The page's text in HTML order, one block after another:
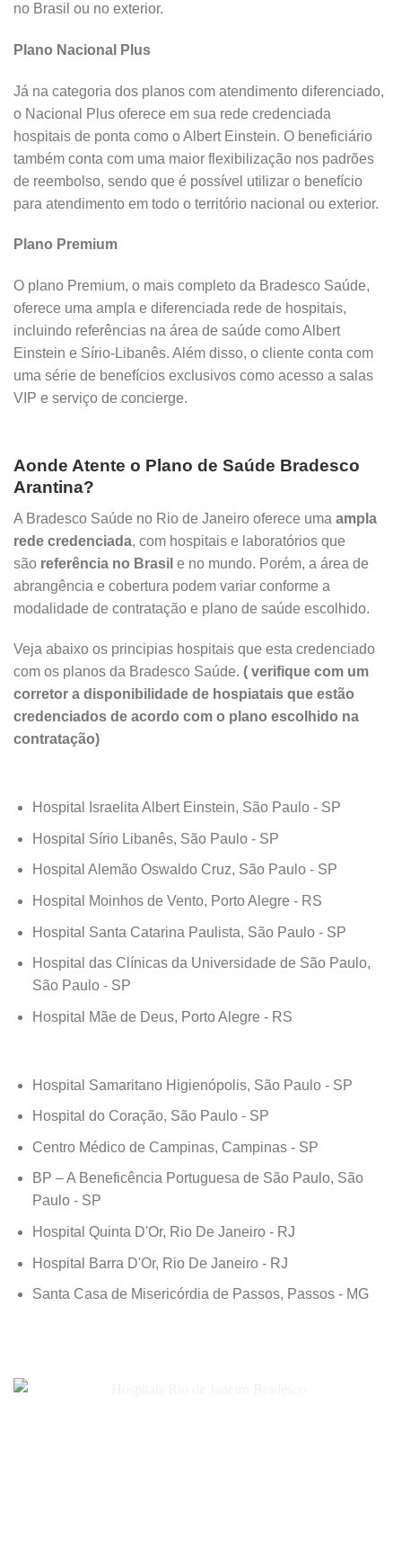
no Brasil ou no exterior.
Plano Nacional Plus
Já na categoria dos planos com atendimento diferenciado,
o Nacional Plus oferece em sua rede credenciada
hospitais de ponta como o Albert Einstein. O beneficiário
também conta com uma maior flexibilização nos padrões
de reembolso, sendo que é possível utilizar o benefício
para atendimento em todo o território nacional ou exterior.
Plano Premium
O plano Premium, o mais completo da Bradesco Saúde,
oferece uma ampla e diferenciada rede de hospitais,
incluindo referências na área de saúde como Albert
Einstein e Sírio-Libanês. Além disso, o cliente conta com
uma série de benefícios exclusivos como acesso a salas
VIP e serviço de concierge.
Aonde Atente o Plano de Saúde Bradesco
Arantina?
A Bradesco Saúde no Rio de Janeiro oferece uma ampla
rede credenciada, com hospitais e laboratórios que
são referência no Brasil e no mundo. Porém, a área de
abrangência e cobertura podem variar conforme a
modalidade de contratação e plano de saúde escolhido.
Veja abaixo os principias hospitais que esta credenciado
com os planos da Bradesco Saúde. ( verifique com um
corretor a disponibilidade de hospiatais que estão
credenciados de acordo com o plano escolhido na
contratação)
Hospital Israelita Albert Einstein, São Paulo - SP
Hospital Sírio Libanês, São Paulo - SP
Hospital Alemão Oswaldo Cruz, São Paulo - SP
Hospital Moinhos de Vento, Porto Alegre - RS
Hospital Santa Catarina Paulista, São Paulo - SP
Hospital das Clínicas da Universidade de São Paulo,
São Paulo - SP
Hospital Mãe de Deus, Porto Alegre - RS
Hospital Samaritano Higienópolis, São Paulo - SP
Hospital do Coração, São Paulo - SP
Centro Médico de Campinas, Campinas - SP
BP – A Beneficência Portuguesa de São Paulo, São
Paulo - SP
Hospital Quinta D'Or, Rio De Janeiro - RJ
Hospital Barra D'Or, Rio De Janeiro - RJ
Santa Casa de Misericórdia de Passos, Passos - MG